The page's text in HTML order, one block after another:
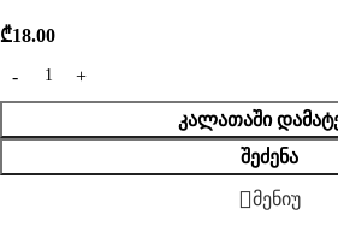
₾18.00
ᲙᲐᲚᲐᲗᲐᲨᲘ
ᲨᲔᲫᲔᲜᲐ
მენიუ